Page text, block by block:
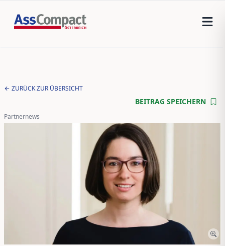
ZURÜCK ZUR ÜBERSICHT
BEITRAG SPEICHERN
Partnernews